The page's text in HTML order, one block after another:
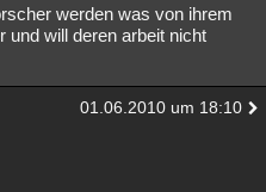
Technologie Ufologie
werden was von ihrem
und will deren arbeit nicht
01.06.2010 um 18:10